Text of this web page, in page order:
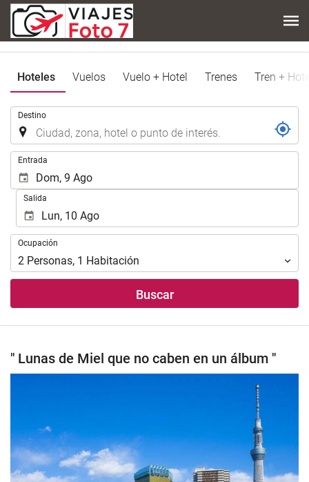
Hoteles Vuelos Vuelo + Hotel Trenes Tren +
Destino
Entrada
Salida
Ocupación
Ocupación
2 Personas, 1 Habitación
Buscar
" Lunas de Miel que no caben en un álbum "